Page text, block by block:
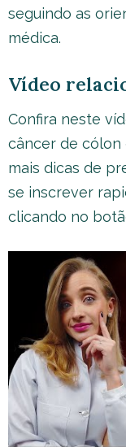
seguindo as
médica.
Vídeo
Confira neste
câncer de
mais dicas de
se inscrever
clicando no